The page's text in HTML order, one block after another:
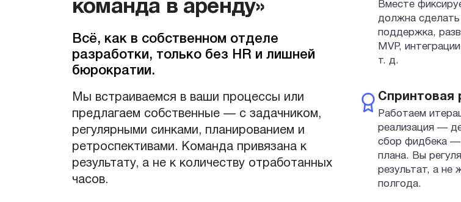
команда в аренду»
Всё, как в собственном отделе
разработки, только без HR и лишней
бюрократии.
Мы встраиваемся в ваши процессы или
предлагаем собственные — с задачником,
регулярными синками, планированием и
ретроспективами. Команда привязана к
результату, а не к количеству отработанных
часов.
Вместе
должна сделать
поддержка,
MVP,
т. д.
Спринтовая
Работаем
реализация —
сбор фидбека —
плана. Вы
результат, а не
полгода.